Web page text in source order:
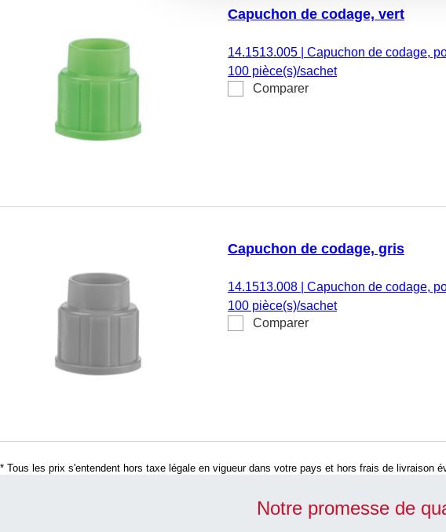
Capuchon de codage, vert
14.1513.005
Capuchon de codage,
100 pièce(s)/sachet
Comparer
Capuchon de codage, gris
14.1513.008
Capuchon de codage,
100 pièce(s)/sachet
Comparer
* Tous les prix s'entendent hors taxe légale en vigueur dans votre pays et hors frais de livraison
Notre promesse de